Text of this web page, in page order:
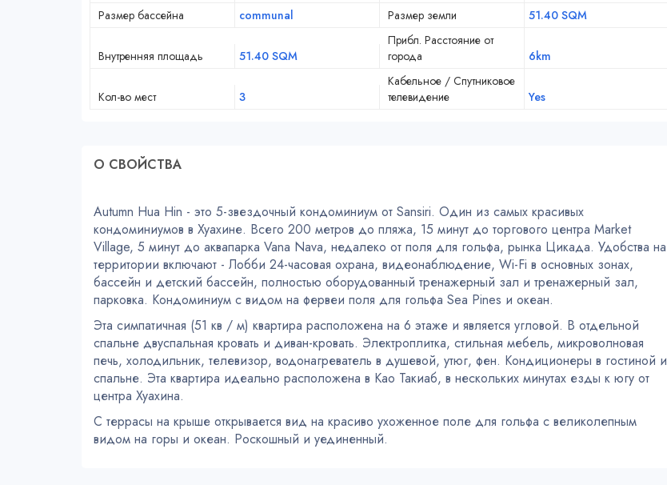
Размер бассейна
communal Размер земли 51.40 SQM
Внутренняя площадь 51.40 SQM
Прибл. Расстояние от
города
6km
Кол-во мест 3
Кабельное / Спутниковое
телевидение
Yes
О СВОЙСТВA
Autumn Hua Hin - это 5-звездочный кондоминиум от Sansiri. Один из самых красивых
кондоминиумов в Хуахине. Всего 200 метров до пляжа, 15 минут до торгового центра Market
Village, 5 минут до аквапарка Vana Nava, недалеко от поля для гольфа, рынка Цикада. Удобства на
территории включают - Лобби 24-часовая охрана, видеонаблюдение, Wi-Fi в основных зонах,
бассейн и детский бассейн, полностью оборудованный тренажерный зал и тренажерный зал,
парковка. Кондоминиум с видом на фервеи поля для гольфа Sea Pines и океан.
Эта симпатичная (51 кв / м) квартира расположена на 6 этаже и является угловой. В отдельной
спальне двуспальная кровать и диван-кровать. Электроплитка, стильная мебель, микроволновая
печь, холодильник, телевизор, водонагреватель в душевой, утюг, фен. Кондиционеры в гостиной и
спальне. Эта квартира идеально расположена в Као Такиаб, в нескольких минутах езды к югу от
центра Хуахина.
С террасы на крыше открывается вид на красиво ухоженное поле для гольфа с великолепным
видом на горы и океан. Роскошный и уединенный.